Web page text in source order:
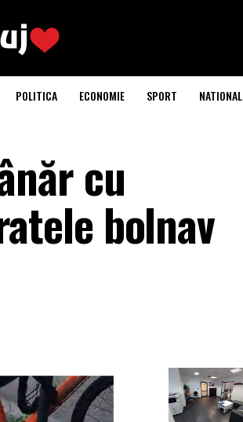
POLITICA ECONOMIE SPORT NATIONAL
cu
bolnav